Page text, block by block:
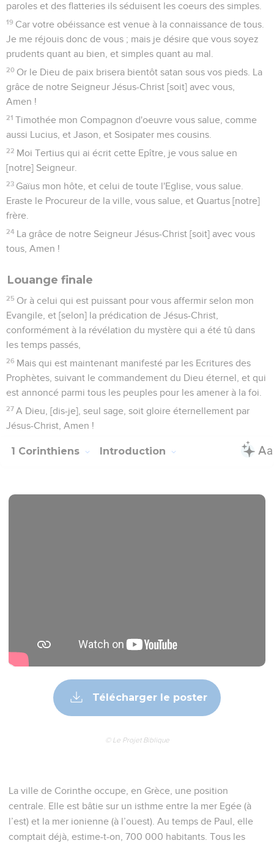
paroles et des flatteries ils séduisent les coeurs des simples.
19 Car votre obéissance est venue à la connaissance de tous.
Je me réjouis donc de vous ; mais je désire que vous soyez
prudents quant au bien, et simples quant au mal.
20 Or le Dieu de paix brisera bientôt satan sous vos pieds. La
grâce de notre Seigneur Jésus-Christ [soit] avec vous,
Amen !
21 Timothée mon Compagnon d'oeuvre vous salue, comme
aussi Lucius, et Jason, et Sosipater mes cousins.
22 Moi Tertius qui ai écrit cette Epître, je vous salue en
[notre] Seigneur.
23 Gaïus mon hôte, et celui de toute l'Eglise, vous salue.
Eraste le Procureur de la ville, vous salue, et Quartus [notre]
frère.
24 La grâce de notre Seigneur Jésus-Christ [soit] avec vous
tous, Amen !
Louange finale
25 Or à celui qui est puissant pour vous affermir selon mon
Evangile, et [selon] la prédication de Jésus-Christ,
conformément à la révélation du mystère qui a été tû dans
les temps passés,
26 Mais qui est maintenant manifesté par les Ecritures des
Prophètes, suivant le commandement du Dieu éternel, et qui
est annoncé parmi tous les peuples pour les amener à la foi.
27 A Dieu, [dis-je], seul sage, soit gloire éternellement par
Jésus-Christ, Amen !
1 Corinthiens Introduction
Télécharger le poster
© Le Projet Biblique
La ville de Corinthe occupe, en Grèce, une position
centrale. Elle est bâtie sur un isthme entre la mer Egée (à
l’est) et la mer ionienne (à l’ouest). Au temps de Paul, elle
comptait déjà, estime-t-on, 700 000 habitants. Tous les